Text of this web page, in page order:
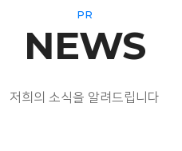
PR
NEWS
저희의 소식을 알려드립니다